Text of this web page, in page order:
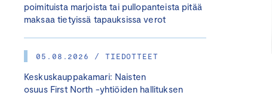
poimituista marjoista tai pullopanteista pitää
maksaa tietyissä tapauksissa verot
05.08.2026 / TIEDOTTEET
Keskuskauppakamari: Naisten
osuus First North -yhtiöiden hallituksen